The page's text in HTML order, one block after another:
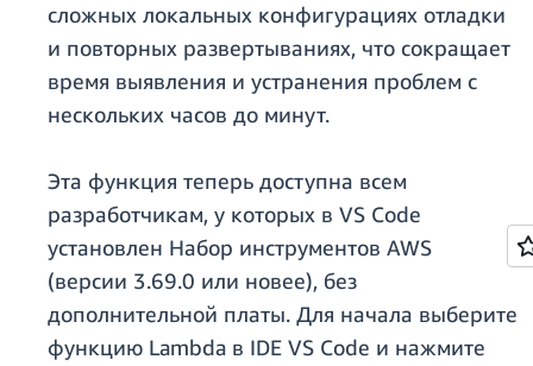
сложных локальных конфигурациях отладки
и повторных развертываниях, что сокращает
время выявления и устранения проблем с
нескольких часов до минут.
Эта функция теперь доступна всем
разработчикам, у которых в VS Code
установлен Набор инструментов AWS
(версии 3.69.0 или новее), без
дополнительной платы. Для начала выберите
функцию Lambda в IDE VS Code и нажмите